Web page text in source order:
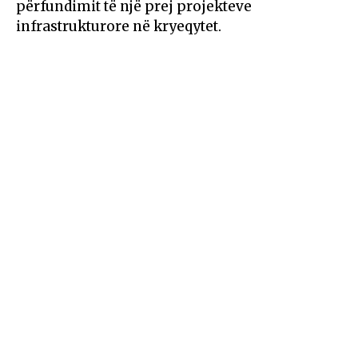
përfundimit të një prej projekteve
infrastrukturore në kryeqytet.